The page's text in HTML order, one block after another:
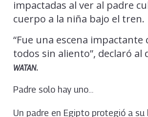
impactadas al ver al padre
cuerpo a la niña bajo el tren.
“Fue una escena impactante
todos sin aliento”, declaró al
WATAN.
Padre solo hay uno…
Un padre en Egipto protegió a su